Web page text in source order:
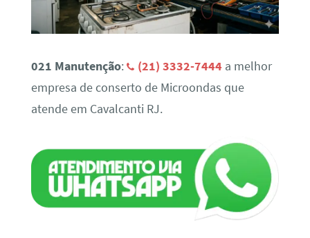
021 Manutenção: (21) 3332-7444 a melhor
empresa de conserto de Microondas que
atende em Cavalcanti RJ.